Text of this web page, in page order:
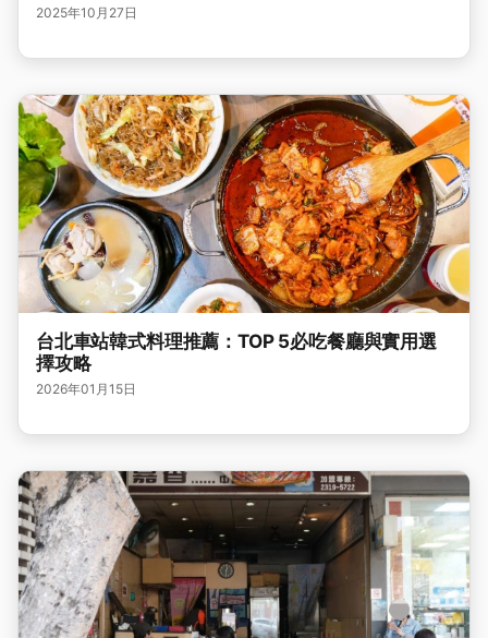
2025年10月27日
台北車站韓式料理推薦：TOP 5必吃餐廳與實用選
擇攻略
2026年01月15日